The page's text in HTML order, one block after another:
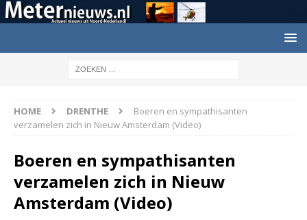
HOME DRENTHE
Boeren en sympathisanten
verzamelen zich in Nieuw Amsterdam (Video)
Boeren en sympathisanten
verzamelen zich in Nieuw
Amsterdam (Video)